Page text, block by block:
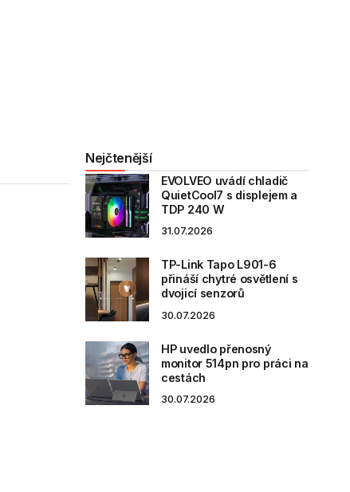
Nejčtenější
EVOLVEO uvádí chladič
QuietCool7 s displejem a
TDP 240 W
31.07.2026
TP-Link Tapo L901-6
přináší chytré osvětlení s
dvojicí senzorů
30.07.2026
HP uvedlo přenosný
monitor 514pn pro práci na
cestách
30.07.2026